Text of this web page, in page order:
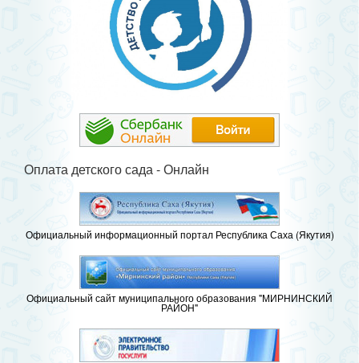
Оплата детского сада - Онлайн
Официальный информационный портал Республика Саха (Якутия)
Официальный сайт муниципального образования "МИРНИНСКИЙ
РАЙОН"